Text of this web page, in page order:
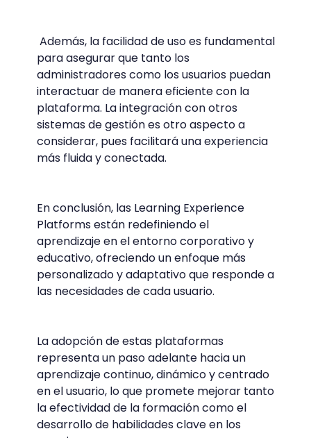
Además, la facilidad de uso es fundamental
para asegurar que tanto los
administradores como los usuarios puedan
interactuar de manera eficiente con la
plataforma. La integración con otros
sistemas de gestión es otro aspecto a
considerar, pues facilitará una experiencia
más fluida y conectada.
En conclusión, las Learning Experience
Platforms están redefiniendo el
aprendizaje en el entorno corporativo y
educativo, ofreciendo un enfoque más
personalizado y adaptativo que responde a
las necesidades de cada usuario.
La adopción de estas plataformas
representa un paso adelante hacia un
aprendizaje continuo, dinámico y centrado
en el usuario, lo que promete mejorar tanto
la efectividad de la formación como el
desarrollo de habilidades clave en los